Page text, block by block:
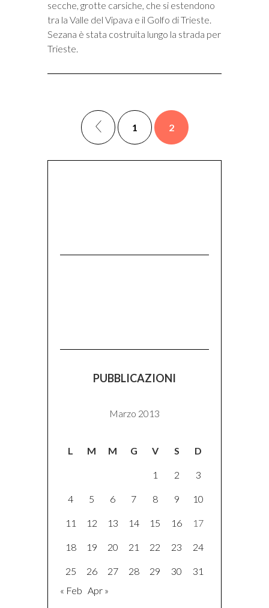
secche, grotte carsiche, che si estendono
tra la Valle del Vipava e il Golfo di Trieste.
Sezana è stata costruita lungo la strada per
Trieste.
1 2
PUBBLICAZIONI
Marzo 2013
L M M G V S D
1 2 3
4 5 6 7 8 9 10
11 12 13 14 15 16 17
18 19 20 21 22 23 24
25 26 27 28 29 30
31
« Feb Apr »